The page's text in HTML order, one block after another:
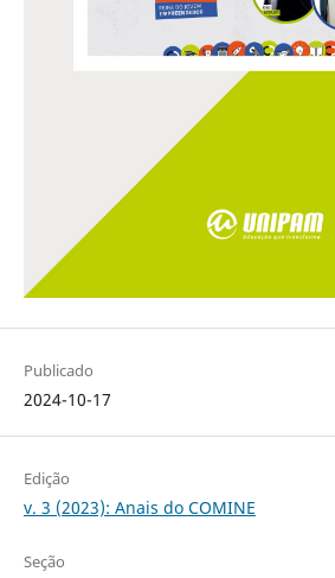
Publicado
2024-10-17
Edição
v. 3 (2023): Anais do COMINE
Seção